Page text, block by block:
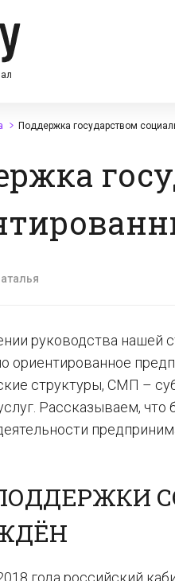
Поддержка государством
руководства нашей
ориентированное
структуры, СМП –
Рассказываем,
года российский